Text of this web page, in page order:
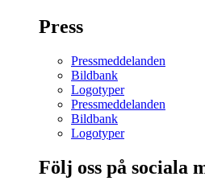
Press
Pressmeddelanden
Bildbank
Logotyper
Pressmeddelanden
Bildbank
Logotyper
Följ oss på sociala